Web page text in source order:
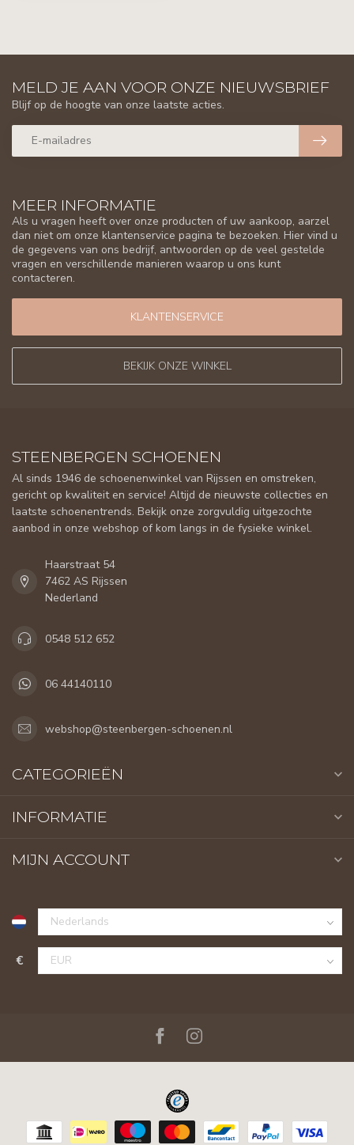
MEER INFORMATIE
Als u vragen heeft over onze producten of uw aankoop, aarzel
dan niet om onze klantenservice pagina te bezoeken. Hier vind u
de gegevens van ons bedrijf, antwoorden op de veel gestelde
vragen en verschillende manieren waarop u ons kunt
contacteren.
KLANTENSERVICE
BEKIJK ONZE WINKEL
MELD JE AAN VOOR ONZE NIEUWSBRIEF
Blijf op de hoogte van onze laatste acties.
STEENBERGEN SCHOENEN
Al sinds 1946 de schoenenwinkel van Rijssen en omstreken,
gericht op kwaliteit en service! Altijd de nieuwste collecties en
laatste schoenentrends. Bekijk onze zorgvuldig uitgezochte
aanbod in onze webshop of kom langs in de fysieke winkel.
Haarstraat 54
7462 AS Rijssen
Nederland
0548 512 652
06 44140110
webshop@steenbergen-schoenen.nl
CATEGORIEËN
INFORMATIE
MIJN ACCOUNT
€